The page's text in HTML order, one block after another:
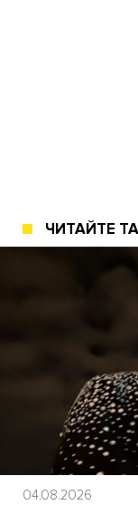
ЧИТАЙТЕ
04.08.2026